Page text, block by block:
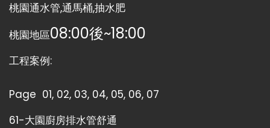
桃園通水管,通馬桶,抽水肥
桃園地區08:00後~18:00
工程案例:
Page 01, 02, 03, 04, 05, 06, 07
61-大園廚房排水管舒通